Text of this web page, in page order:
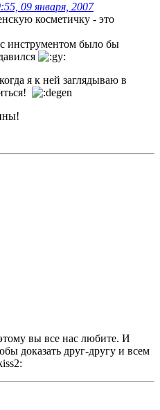
09 января, 2007
косметичку - это
инструментом было бы
я к ней заглядываю в
вы все нас любите. И
доказать друг-другу и всем